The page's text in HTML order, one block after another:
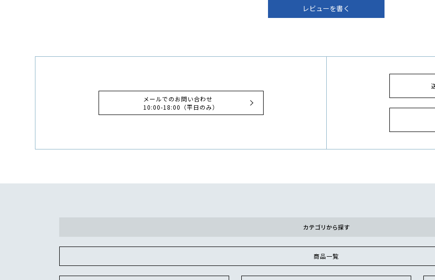
レビューを書く
メールでのお問い合わせ
10:00-18:00（平日のみ）
カテゴリから探す
商品一覧